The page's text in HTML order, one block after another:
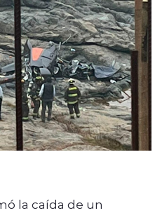
la caída de un